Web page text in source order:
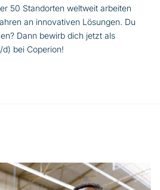
50 Standorten weltweit arbeiten
an innovativen Lösungen. Du
Dann bewirb dich jetzt als
bei Coperion!